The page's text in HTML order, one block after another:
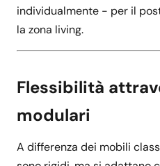
individualmente - per il
la zona living.
Flessibilità
modulari
A differenza dei mobili